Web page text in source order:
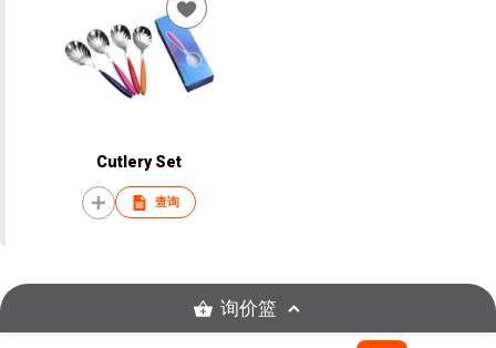
Cutlery Set
查询
询价篮